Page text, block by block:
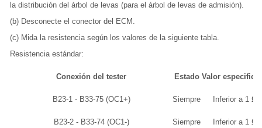
la distribución del árbol de levas (para el árbol de levas de admisión).
(b) Desconecte el conector del ECM.
(c) Mida la resistencia según los valores de la siguiente tabla.
Resistencia estándar:
Conexión del tester Estado Valor
B23-1 - B33-75 (OC1+) Siempre Inferior a 1 Ω
B23-2 - B33-74 (OC1-) Siempre Inferior a 1 Ω